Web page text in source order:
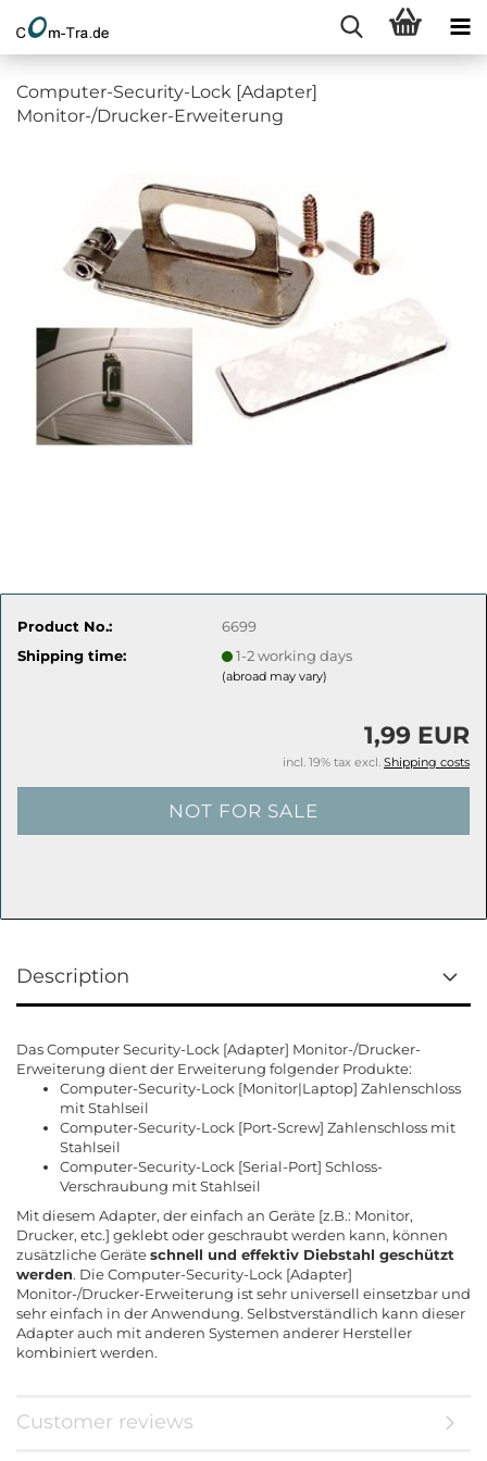
Computer-Security-Lock [Adapter]
Monitor-/Drucker-Erweiterung
Product No.:
6699
Shipping time:
1-2 working days
(abroad may vary)
1,99 EUR
incl. 19% tax excl. Shipping costs
Description
Das Computer Security-Lock [Adapter] Monitor-/Drucker-
Erweiterung dient der Erweiterung folgender Produkte:
Computer-Security-Lock [Monitor|Laptop] Zahlenschloss
mit Stahlseil
Computer-Security-Lock [Port-Screw] Zahlenschloss mit
Stahlseil
Computer-Security-Lock [Serial-Port] Schloss-
Verschraubung mit Stahlseil
Mit diesem Adapter, der einfach an Geräte [z.B.: Monitor,
Drucker, etc.] geklebt oder geschraubt werden kann, können
zusätzliche Geräteschnell und effektiv Diebstahl geschützt
werden. Die Computer-Security-Lock [Adapter]
Monitor-/Drucker-Erweiterung ist sehr universell einsetzbar und
sehr einfach in der Anwendung. Selbstverständlich kann dieser
Adapter auch mit anderen Systemen anderer Hersteller
kombiniert werden.
Customer reviews